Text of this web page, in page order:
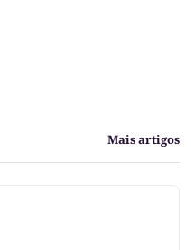
Mais artigos